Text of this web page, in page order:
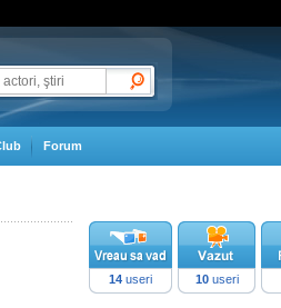
Forum
14 useri 10useri